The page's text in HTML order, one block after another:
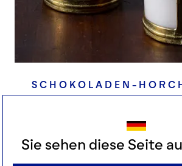
Sie sehen diese Seite
SCHOKOLADEN-
HAFERMILCH
ALLE REZEPTE ANZEIGEN